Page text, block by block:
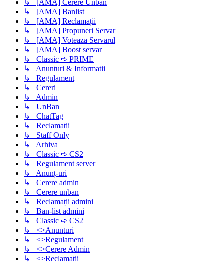
↳ [AMA] Cerere Unban
↳ [AMA] Banlist
↳ [AMA] Reclamații
↳ [AMA] Propuneri Servar
↳ [AMA] Voteaza Servarul
↳ [AMA] Boost servar
↳ Classic ➪ PRIME
↳ Anunturi & Informatii
↳ Regulament
↳ Cereri
↳ Admin
↳ UnBan
↳ ChatTag
↳ Reclamatii
↳ Staff Only
↳ Arhiva
↳ Classic ➪ CS2
↳ Regulament server
↳ Anunț-uri
↳ Cerere admin
↳ Cerere unban
↳ Reclamații admini
↳ Ban-list admini
↳ Classic ➪ CS2
↳ <>Anunturi
↳ <>Regulament
↳ <>Cerere Admin
↳ <>Reclamatii